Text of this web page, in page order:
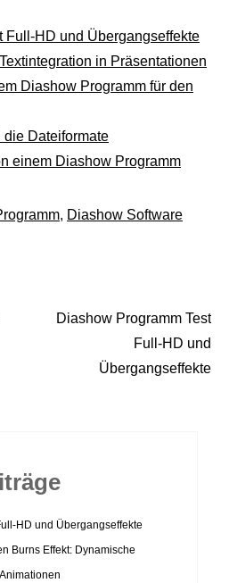
Full-HD und Übergangseffekte
in Präsentationen
Diashow Programm für den
die Dateiformate
einem Diashow Programm
, Diashow Software
Diashow Programm Test
Full-HD und
Übergangseffekte
HD und Übergangseffekte
Burns Effekt: Dynamische